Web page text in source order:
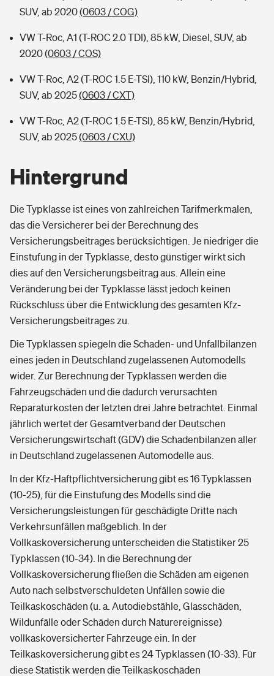
SUV, ab 2020(0603 / COG)
VW T-Roc, A1 (T-ROC 2.0 TDI), 85 kW, Diesel, SUV, ab
2020(0603 / COS)
VW T-Roc, A2 (T-ROC 1.5 E-TSI), 110 kW, Benzin/Hybrid,
SUV, ab 2025(0603 / CXT)
VW T-Roc, A2 (T-ROC 1.5 E-TSI), 85 kW, Benzin/Hybrid,
SUV, ab 2025(0603 / CXU)
Hintergrund
Die Typklasse ist eines von zahlreichen Tarifmerkmalen,
das die Versicherer bei der Berechnung des
Versicherungsbeitrages berücksichtigen. Je niedriger die
Einstufung in der Typklasse, desto günstiger wirkt sich
dies auf den Versicherungsbeitrag aus. Allein eine
Veränderung bei der Typklasse lässt jedoch keinen
Rückschluss über die Entwicklung des gesamten Kfz-
Versicherungsbeitrages zu.
Die Typklassen spiegeln die Schaden- und Unfallbilanzen
eines jeden in Deutschland zugelassenen Automodells
wider. Zur Berechnung der Typklassen werden die
Fahrzeugschäden und die dadurch verursachten
Reparaturkosten der letzten drei Jahre betrachtet. Einmal
jährlich wertet der Gesamtverband der Deutschen
Versicherungswirtschaft (GDV) die Schadenbilanzen aller
in Deutschland zugelassenen Automodelle aus.
In der Kfz-Haftpflichtversicherung gibt es 16 Typklassen
(10-25), für die Einstufung des Modells sind die
Versicherungsleistungen für geschädigte Dritte nach
Verkehrsunfällen maßgeblich. In der
Vollkaskoversicherung unterscheiden die Statistiker 25
Typklassen (10-34). In die Berechnung der
Vollkaskoversicherung fließen die Schäden am eigenen
Auto nach selbstverschuldeten Unfällen sowie die
Teilkaskoschäden (u. a. Autodiebstähle, Glasschäden,
Wildunfälle oder Schäden durch Naturereignisse)
vollkaskoversicherter Fahrzeuge ein. In der
Teilkaskoversicherung gibt es 24 Typklassen (10-33). Für
diese Statistik werden die Teilkaskoschäden